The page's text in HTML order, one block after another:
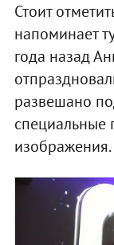
Стоит
напоминает
года назад
развешано
специальные
изображения.